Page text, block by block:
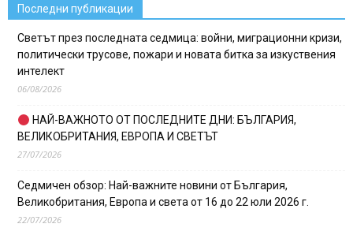
Последни публикации
Светът през последната седмица: войни, миграционни кризи,
политически трусове, пожари и новата битка за изкуствения
интелект
06/08/2026
НАЙ-ВАЖНОТО ОТ ПОСЛЕДНИТЕ ДНИ: БЪЛГАРИЯ,
ВЕЛИКОБРИТАНИЯ, ЕВРОПА И СВЕТЪТ
27/07/2026
Седмичен обзор: Най-важните новини от България,
Великобритания, Европа и света от 16 до 22 юли 2026 г.
22/07/2026